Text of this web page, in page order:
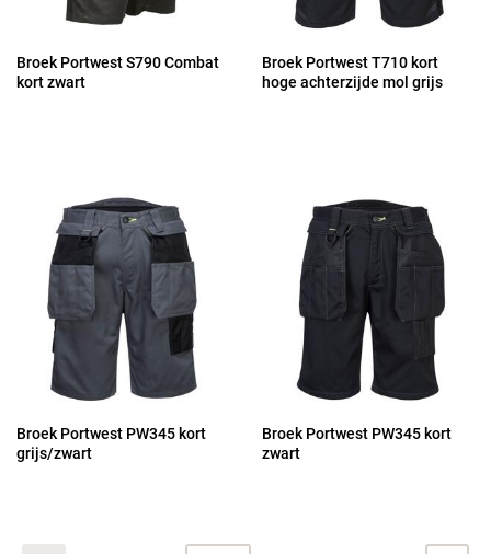
Broek Portwest S790 Combat
kort zwart
Broek Portwest T710 kort
hoge achterzijde mol grijs
Broek Portwest PW345 kort
grijs/zwart
Broek Portwest PW345 kort
zwart